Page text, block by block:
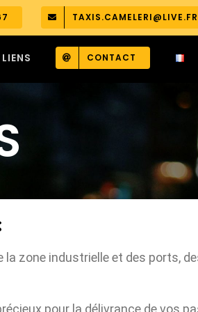
TAXIS.CAMELERI@LIVE.FR
LIENS CONTACT
zone industrielle et des ports,
pour la délivrance de vos